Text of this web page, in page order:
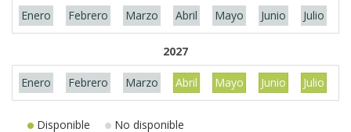
Enero Febrero Marzo Abril Mayo Junio Julio
2027
Enero Febrero Marzo Abril Mayo Junio Julio
Disponible No disponible